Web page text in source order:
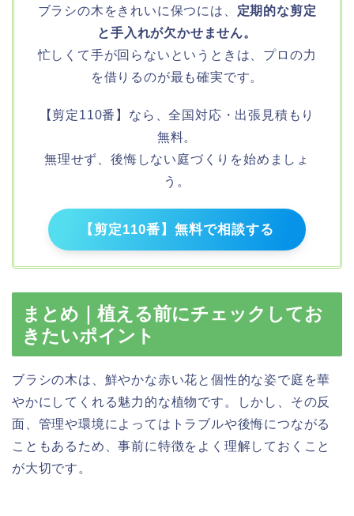
ブラシの木をきれいに保つには、 定期的な剪定
と手入れが欠かせません。
忙しくて手が回らないというときは、プロの力
を借りるのが最も確実です。
【剪定110番】なら、全国対応・出張見積もり
無料。
無理せず、後悔しない庭づくりを始めましょ
う。
【剪定110番】無料で相談する
まとめ｜植える前にチェックしてお
きたいポイント
ブラシの木は、鮮やかな赤い花と個性的な姿で庭を華
やかにしてくれる魅力的な植物です。しかし、その反
面、管理や環境によってはトラブルや後悔につながる
こともあるため、事前に特徴をよく理解しておくこと
が大切です。